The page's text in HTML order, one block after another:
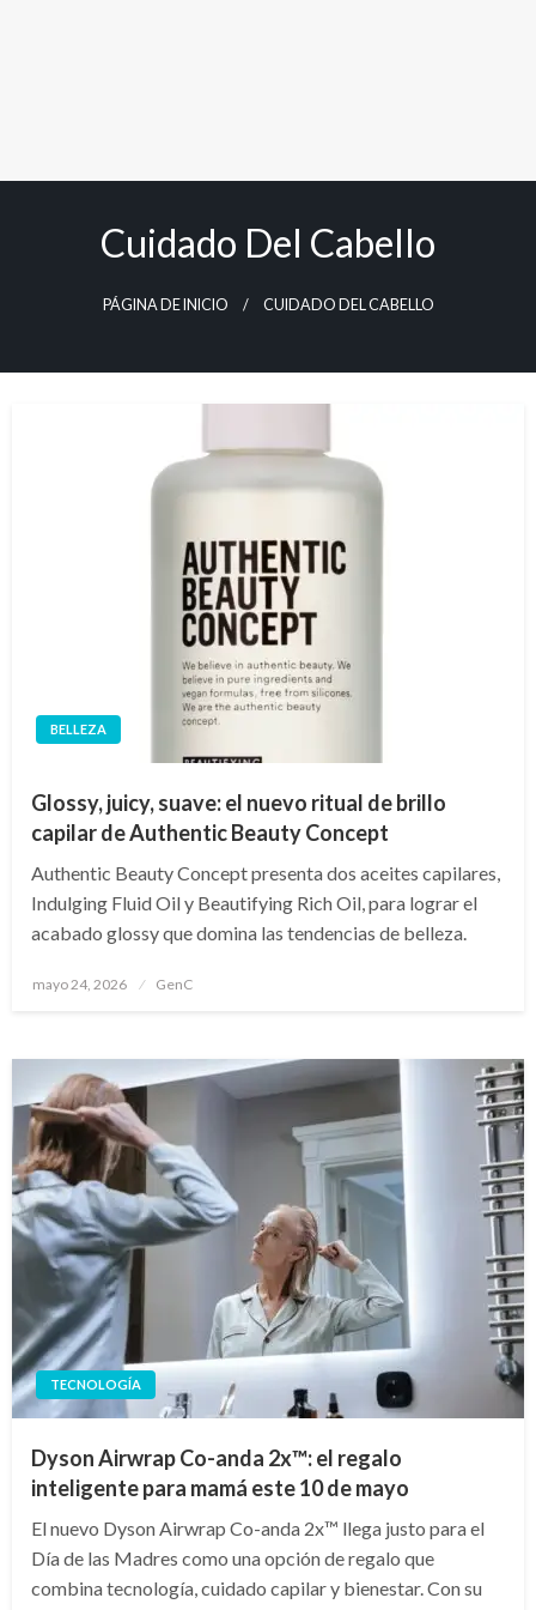
Cuidado Del Cabello
PÁGINA DE INICIO CUIDADO DEL CABELLO
BELLEZA
Glossy, juicy, suave: el nuevo ritual de brillo
capilar de Authentic Beauty Concept
Authentic Beauty Concept presenta dos aceites capilares,
Indulging Fluid Oil y Beautifying Rich Oil, para lograr el
acabado glossy que domina las tendencias de belleza.
Publicado
mayo 24, 2026 GenC
TECNOLOGÍA
Dyson Airwrap Co-anda 2x™: el regalo
inteligente para mamá este 10 de mayo
El nuevo Dyson Airwrap Co-anda 2x™ llega justo para el
Día de las Madres como una opción de regalo que
combina tecnología, cuidado capilar y bienestar. Con su